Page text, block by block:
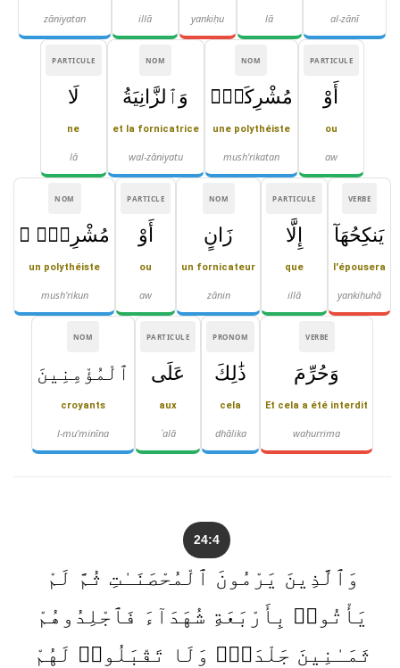
al-zānī
lā
yankiḥu
illā
zāniyatan
PARTICULE
أَوْ
ou
aw
NOM
مُشْرِكَةًۭ
une polythéiste
mush'rikatan
NOM
وَٱلزَّانِيَةُ
et la fornicatrice
wal-zāniyatu
PARTICULE
لَا
ne
lā
VERBE
يَنكِحُهَآ
l'épousera
yankiḥuhā
PARTICULE
إِلَّا
que
illā
NOM
زَانٍ
un fornicateur
zānin
PARTICLE
أَوْ
ou
aw
NOM
مُشْرِكٌۭ ۚ
un polythéiste
mush'rikun
VERBE
وَحُرِّمَ
Et cela a été interdit
waḥurrima
PRONOM
ذَٰلِكَ
cela
dhālika
PARTICULE
عَلَى
aux
ʿalā
NOM
ٱلْمُؤْمِنِينَ
croyants
l-mu'minīna
24:4
وَٱلَّذِينَ يَرْمُونَ ٱلْمُحْصَنَـٰتِ ثُمَّ لَمْ
يَأْتُوا۟ بِأَرْبَعَةِ شُهَدَآءَ فَٱجْلِدُوهُمْ
ثَمَـٰنِينَ جَلْدَةًۭ وَلَا تَقْبَلُوا۟ لَهُمْ